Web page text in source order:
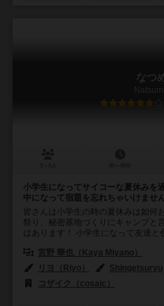
なつ
小学生になってサイコーな夏休みを
中になって宿題を忘れちゃいけません
皆さんは小学生の時の夏休みは如何
祭り、秘密基地づくりにキャンプと
はあります！ 小学生になって友達と
宮野 華也（Kaya Miyano）
リヨ（Riyo）
Shingetsuryu
コザイク（cosaic）